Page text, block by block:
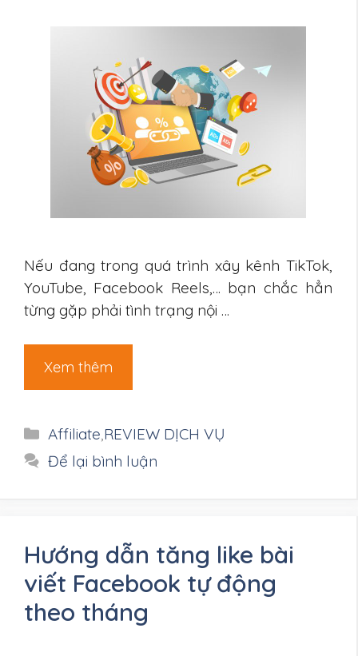
Nếu đang trong quá trình xây kênh TikTok,
YouTube, Facebook Reels,… bạn chắc hẳn
từng gặp phải tình trạng nội …
Xem thêm
Danh
mục
Affiliate REVIEW DỊCH VỤ
Để lại bình luận
Hướng dẫn tăng like bài
viết Facebook tự động
theo tháng